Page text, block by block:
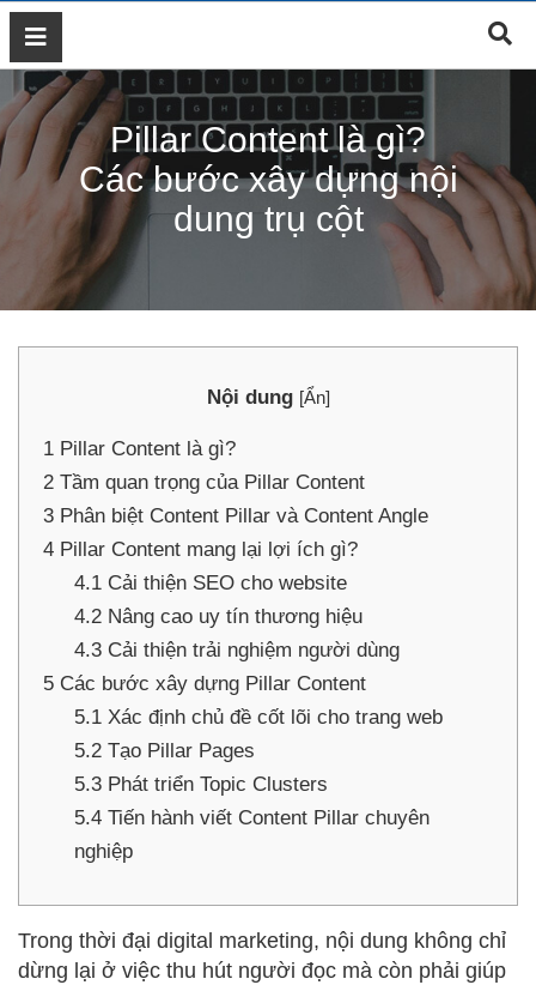
GIỚI
THIỆU
DỊCH
VỤ
MARKETING
ĐÀO
TẠO
MARKETING
KẾ
LIÊN
HỆ
Pillar Content là gì?
Các bước xây dựng nội
dung trụ cột
Nội dung [Ẩn]
1 Pillar Content là gì?
2 Tầm quan trọng của Pillar Content
3 Phân biệt Content Pillar và Content Angle
4 Pillar Content mang lại lợi ích gì?
4.1Cải thiện SEO cho website
4.2Nâng cao uy tín thương hiệu
4.3Cải thiện trải nghiệm người dùng
5 Các bước xây dựng Pillar Content
5.1Xác định chủ đề cốt lõi cho trang web
5.2Tạo Pillar Pages
5.3Phát triển Topic Clusters
5.4Tiến hành viết Content Pillar chuyên
nghiệp
Trong thời đại digital marketing, nội dung không chỉ
dừng lại ở việc thu hút người đọc mà còn phải giúp